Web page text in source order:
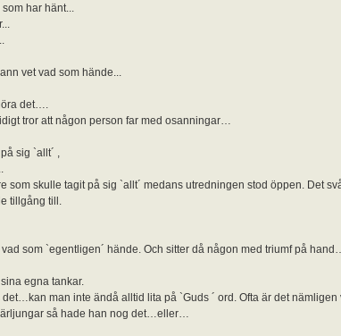
har hänt...
vet vad som hände...
det….
tror att någon person far med osanningar…
sig `allt´ ,
som skulle tagit på sig `allt´ medans utredningen stod öppen. Det
tillgång till.
som `egentligen´ hände. Och sitter då någon med triumf på
egna tankar.
man inte ändå alltid lita på `Guds ´ ord. Ofta är det
så hade han nog det…eller…